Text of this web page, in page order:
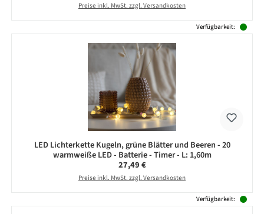
Preise inkl. MwSt. zzgl. Versandkosten
Verfügbarkeit:
LED Lichterkette Kugeln, grüne Blätter und Beeren - 20
warmweiße LED - Batterie - Timer - L: 1,60m
Regulärer Preis:
27,49 €
Preise inkl. MwSt. zzgl. Versandkosten
Verfügbarkeit: